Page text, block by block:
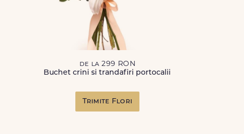
de la 299 RON
Buchet crini si trandafiri portocalii
Trimite Flori